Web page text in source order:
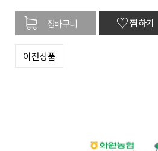
♡찜하기
이전상품